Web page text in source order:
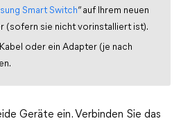
Smart Switch“ auf Ihrem neuen
(sofern sie nicht vorinstalliert ist).
oder ein Adapter (je nach
Geräte ein. Verbinden Sie das